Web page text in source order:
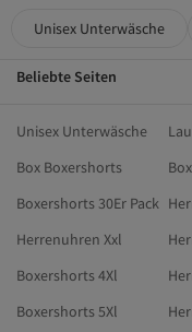
Unisex Unterwäsche
Beliebte Seiten
Unisex Unterwäsche
Box Boxershorts
Boxershorts 30Er Pack
Herrenuhren Xxl
Boxershorts 4Xl
Boxershorts 5Xl